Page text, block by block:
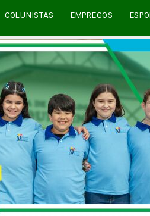
COLUNISTAS EMPREGOS